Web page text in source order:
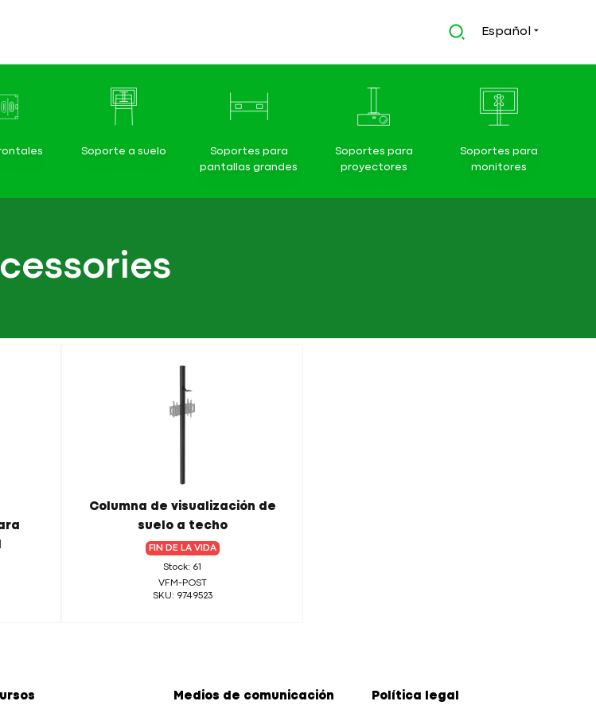
Español
Soporte a suelo
Soportes para
pantallas grandes
Soportes para
proyectores
Soportes para
monitores
Columna de visualización de
suelo a techo
FIN DE LA VIDA
Stock: 61
VFM-POST
SKU: 9749523
Medios de comunicación Política legal